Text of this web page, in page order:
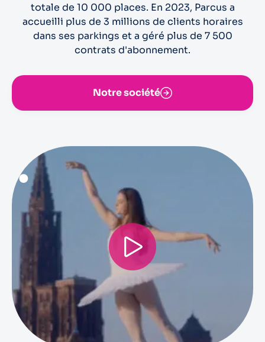
totale de 10 000 places. En 2023, Parcus a
accueilli plus de 3 millions de clients horaires
dans ses parkings et a géré plus de 7 500
contrats d'abonnement.
Notre société